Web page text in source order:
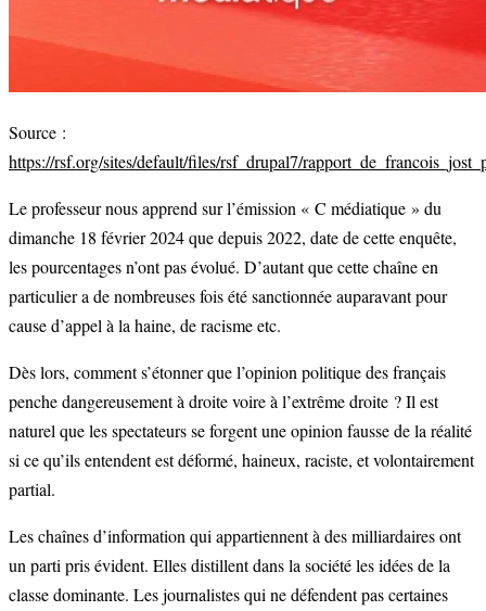
Source :
https://rsf.org/sites/default/files/rsf_drupal7/
Le professeur nous apprend sur l’émission « C médiatique » du
dimanche 18 février 2024 que depuis 2022, date de cette enquête,
les pourcentages n’ont pas évolué. D’autant que cette chaîne en
particulier a de nombreuses fois été sanctionnée auparavant pour
cause d’appel à la haine, de racisme etc.
Dès lors, comment s’étonner que l’opinion politique des français
penche dangereusement à droite voire à l’extrême droite ? Il est
naturel que les spectateurs se forgent une opinion fausse de la réalité
si ce qu’ils entendent est déformé, haineux, raciste, et volontairement
partial.
Les chaînes d’information qui appartiennent à des milliardaires ont
un parti pris évident. Elles distillent dans la société les idées de la
classe dominante. Les journalistes qui ne défendent pas certaines